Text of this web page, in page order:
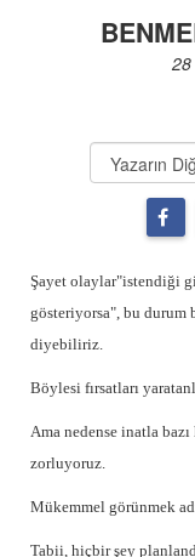
Şayet olaylar"istendiği
gösteriyorsa", bu durum
diyebiliriz.
Böylesi fırsatları
Ama nedense inatla
zorluyoruz.
Mükemmel görünmek
Tabii, hiçbir şey